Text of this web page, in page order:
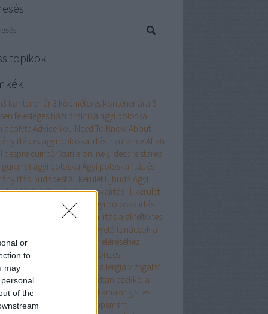
or
to
may
of the
topikok
konténer ár3 köbméteres konténer ára 5
felesleges házi praktika ágyi poloska
acolyteAdvice You Need To Know About
és ágyi poloska irtás InsuranceAflați
despre cumpărăturile online și despre starea
ágyi poloska Ágyi poloskairtás és
Budapest XI. kerület Újbuda Ágyi
házilagágyi poloskairtás III. kerület
poloskairtás XIII. kerület
ágyi poloska irtás
ágyi poloska írtás ajakfeltöltés
Alapvető tanácsok a
keresztüli siker eléréséhez
ruha
alkalmi ruha kölcsönzés
allergia vizsgálat
Aludjon nyugodtan ezekkel a
alvási apnoe tippekkel amazing sites
en plus sur le développement